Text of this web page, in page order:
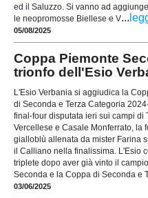
ed il Saluzzo. Si vanno ad
le neopromosse Biellese e V...
05/08/2025
Coppa Piemonte
trionfo dell'Esio
L'Esio Verbania si aggiudica la
di Seconda e Terza Categoria
final-four disputata ieri sui campi di
Vercellese e Casale Monferrato, la
gialloblù allenata da mister Farina
il Calliano nella finalissima. L'Esio
triplete dopo aver già vinto il
Seconda e la Coppa di Seconda e
03/06/2025